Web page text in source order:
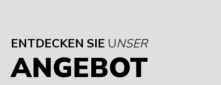
ENTDECKEN SIE UNSER
ANGEBOT